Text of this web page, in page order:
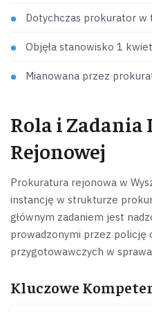
Dotychczas prokurator w
Objęła stanowisko 1
Mianowana przez
Rola i
Rejonowej
Prokuratura rejonowa w
instancję w strukturze
głównym zadaniem jest
prowadzonymi przez policję
przygotowawczych w
Kluczowe